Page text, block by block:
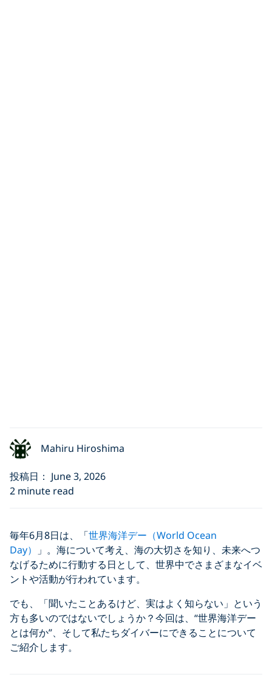
Mahiru Hiroshima
投稿日： June 3, 2026
2 minute read
毎年6月8日は、「世界海洋デー（World Ocean
Day）
」。海について考え、海の大切さを知り、未来へつ
なげるために行動する日として、世界中でさまざまなイベ
ントや活動が行われています。
でも、「聞いたことあるけど、実はよく知らない」という
方も多いのではないでしょうか？今回は、“世界海洋デー
とは何か”、そして私たちダイバーにできることについて
ご紹介します。